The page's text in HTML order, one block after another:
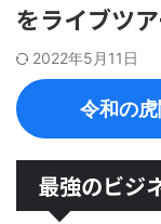
をライブツ
2022年5月11日
令和の
最強のビジ